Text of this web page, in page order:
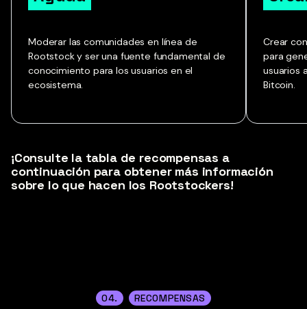
Moderar las comunidades en línea de
Rootstock y ser una fuente fundamental de
conocimiento para los usuarios en el
ecosistema.
Crear
para
usuarios
Bitcoin.
¡Consulte la tabla de recompensas a
continuación para obtener más información
sobre lo que hacen los Rootstockers!
04. RECOMPENSAS